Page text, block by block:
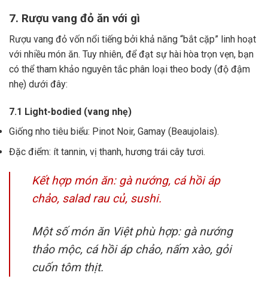
7. Rượu vang đỏ ăn với gì
Rượu vang đỏ vốn nổi tiếng bởi khả năng “bắt cặp” linh hoạt
với nhiều món ăn. Tuy nhiên, để đạt sự hài hòa trọn vẹn, bạn
có thể tham khảo nguyên tắc phân loại theo body (độ đậm
nhẹ) dưới đây:
7.1 Light-bodied (vang nhẹ)
Giống nho tiêu biểu: Pinot Noir, Gamay (Beaujolais).
Đặc điểm: ít tannin, vị thanh, hương trái cây tươi.
Kết hợp món ăn: gà nướng, cá hồi áp
chảo, salad rau củ, sushi.
Một số món ăn Việt phù hợp: gà nướng
thảo mộc, cá hồi áp chảo, nấm xào, gỏi
cuốn tôm thịt.